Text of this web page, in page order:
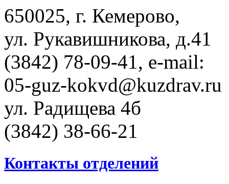
650025, г. Кемерово,
ул. Рукавишникова, д.41
(3842) 78-09-41, e-mail:
05-guz-kоkvd@kuzdrаv.ru
ул. Радищева 4б
(3842) 38-66-21
Контакты отделений